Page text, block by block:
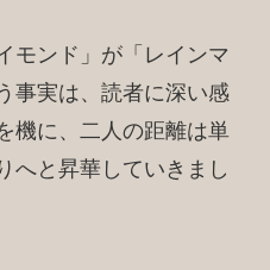
モンド」が「レインマ
事実は、読者に深い感
機に、二人の距離は単
へと昇華していきまし